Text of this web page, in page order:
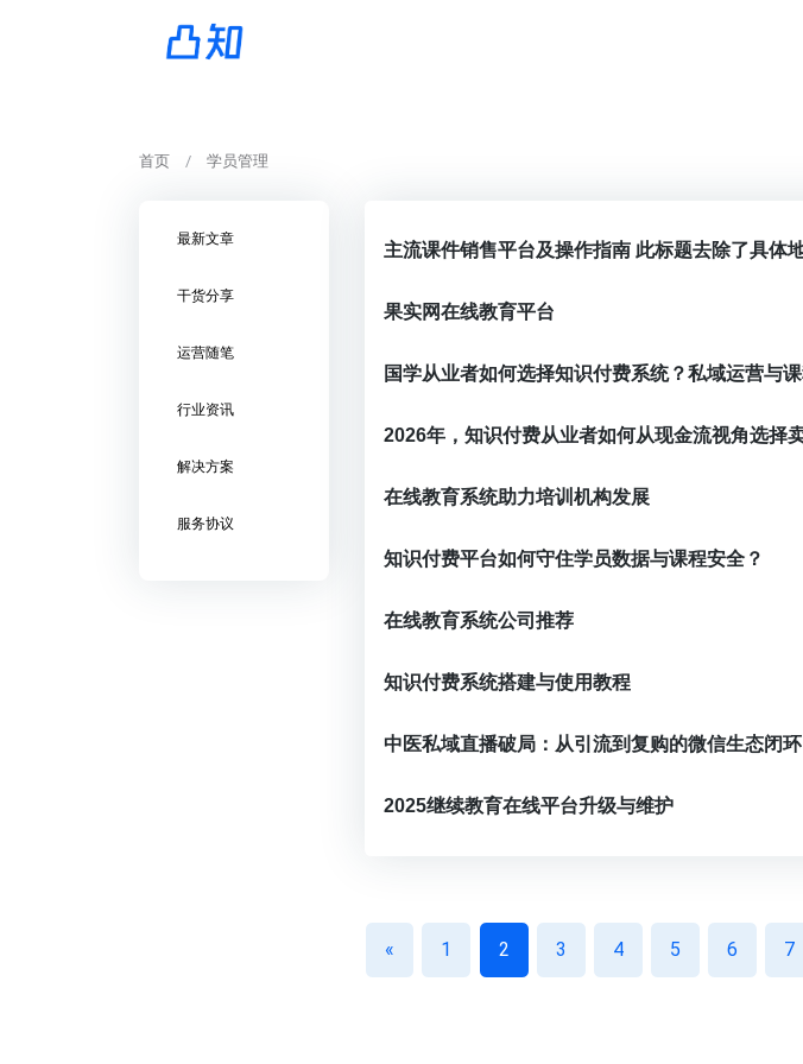
首页 学员管理
最新文章
干货分享
运营随笔
行业资讯
解决方案
服务协议
果实网在线教育平台
在线教育系统助力培训机构发展
知识付费平台如何守住学员数据与课程安全？
在线教育系统公司推荐
知识付费系统搭建与使用教程
中医私域直播破局：从引流到复购的微信生态闭环
2025继续教育在线平台升级与维护
« 1 2 3 4 5 6 7